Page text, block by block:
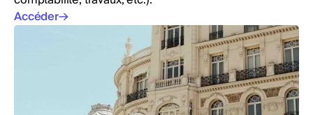
Accéder